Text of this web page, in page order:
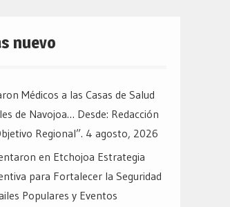
nuevo
Médicos a las Casas de Salud
de Navojoa… Desde: Redacción
Regional”. 4 agosto, 2026
en Etchojoa Estrategia
para Fortalecer la Seguridad
Populares y Eventos